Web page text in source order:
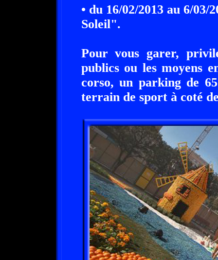
• du 16/02/2013 au 6/
Soleil".
Pour vous garer,
publics ou les moyens
corso, un parking de
terrain de sport à coté